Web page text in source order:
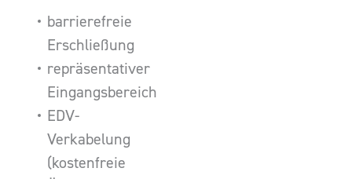
barrierefreie
Erschließung
repräsentativer
Eingangsbereich
EDV-
Verkabelung
(kostenfreie